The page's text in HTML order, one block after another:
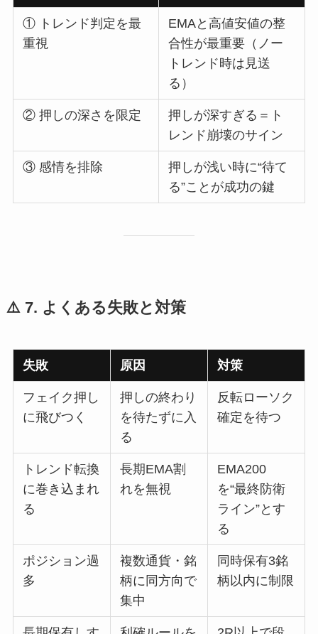
① トレンド判定を最
重視
EMAと高値安値の整
合性が最重要（ノー
トレンド時は見送
る）
② 押しの深さを限定
押しが深すぎる＝ト
レンド崩壊のサイン
③ 感情を排除
押しが浅い時に“待て
る”ことが成功の鍵
⚠️ 7. よくある失敗と対策
失敗 原因 対策
フェイク押し
に飛びつく
押しの終わり
を待たずに入
る
反転ローソク
確定を待つ
トレンド転換
に巻き込まれ
る
長期EMA割
れを無視
EMA200
を“最終防衛
ライン”とす
る
ポジション過
多
複数通貨・銘
柄に同方向で
集中
同時保有3銘
柄以内に制限